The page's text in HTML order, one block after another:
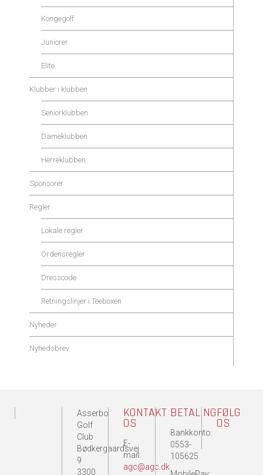
Kongegolf
Juniorer
Elite
Klubber i klubben
Seniorklubben
Dameklubben
Herreklubben
Sponsorer
Regler
Lokale regler
Ordensregler
Dresscode
Retningslinjer i Teeboxen
Nyheder
Nyhedsbrev
Asserbo
Golf
Club
Bødkergaardsvej
9
3300
KONTAKT
OS
E-
mail:
agc@agc.dk
BETALING
Bankkonto:
0553-
105625
FØLG
OS